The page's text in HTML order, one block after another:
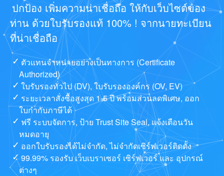
ปกป้อง เพิ่มความน่าเชื่อถือ ให้กับเว็บไซต์ของ
ท่าน ด้วยใบรับรองแท้ 100% ! จากนายทะเบียน
ที่น่าเชื่อถือ
ตัวแทนจำหน่ายอย่างเป็นทางการ (Certificate
Authorized)
ใบรับรองทั่วไป (DV), ใบรับรององค์กร (OV, EV)
ระยะเวลาสั่งซื้อสูงสุด 1-5 ปี พร้อมส่วนลดพิเศษ, ออก
ใบกำกับภาษีได้
ฟรี ระบบจัดการ, ป้าย Trust Site Seal, แจ้งเตือนวัน
หมดอายุ
ออกใบรับรองได้ไม่จำกัด, ไม่จำกัดเซิร์ฟเวอร์ติดตั้ง
99.99% รองรับ เว็บเบราเซอร์ เซิร์ฟเวอร์ และ อุปกรณ์
ต่างๆ